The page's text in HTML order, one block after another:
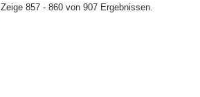
Zeige 857 - 860 von 907 Ergebnissen.